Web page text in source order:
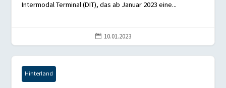
Intermodal Terminal (DIT), das ab Januar 2023 eine...
 10.01.2023
Hinterland